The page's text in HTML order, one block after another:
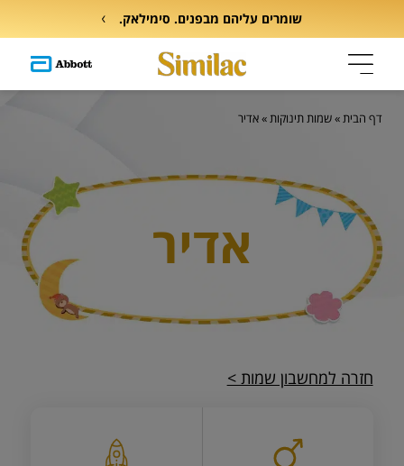
שומרים עליהם מבפנים. סימילאק.
אדיר
דף הבית»שמות תינוקות»אדיר
חזרה למחשבון שמות >